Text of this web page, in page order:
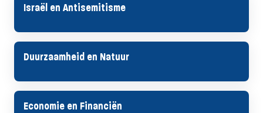
Israël en Antisemitisme
Duurzaamheid en Natuur
Economie en Financiën